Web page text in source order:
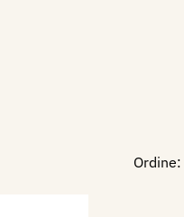
Ordine: